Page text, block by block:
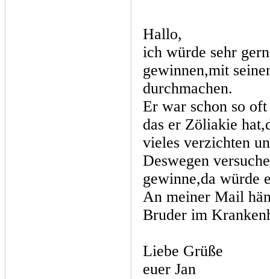
Hallo,
ich würde sehr
gewinnen,mit
durchmachen.
Er war schon so
das er Zöliakie
vieles verzichten
Deswegen
gewinne,da würde
An meiner Mail
Bruder im
Liebe Grüße
euer Jan